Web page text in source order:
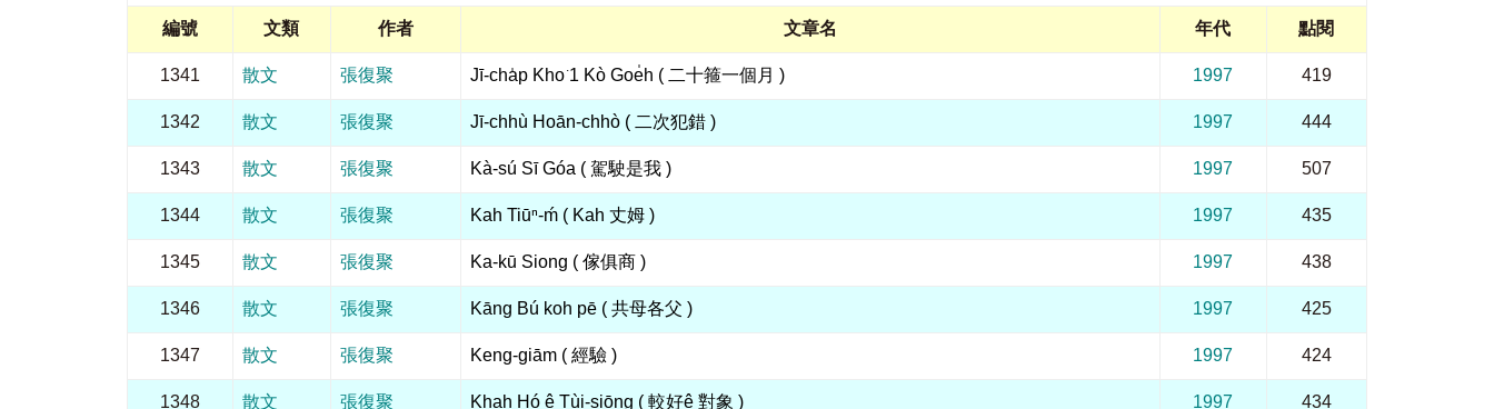
編號 文類 作者 文章名 年代 點閱
1341 散文 張復聚 Jī-cha̍p Kho͘ 1 Kò Goe̍h ( 二十箍一個月 ) 1997 419
1342 散文 張復聚 Jī-chhù Hoān-chhò ( 二次犯錯 ) 1997 444
1343 散文 張復聚 Kà-sú Sī Góa ( 駕駛是我 ) 1997 507
1344 散文 張復聚 Kah Tiūⁿ-ḿ ( Kah 丈姆 ) 1997 435
1345 散文 張復聚 Ka-kū Siong ( 傢俱商 ) 1997 438
1346 散文 張復聚 Kāng Bú koh pē ( 共母各父 ) 1997 425
1347 散文 張復聚 Keng-giām ( 經驗 ) 1997 424
1348 散文 張復聚 Khah Hó ê Tùi-siōng ( 較好ê 對象 ) 1997 434